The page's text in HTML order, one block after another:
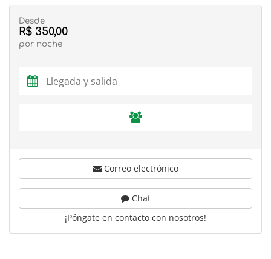
Desde
R$ 350,00
por noche
Correo electrónico
Chat
¡Póngate en contacto con nosotros!